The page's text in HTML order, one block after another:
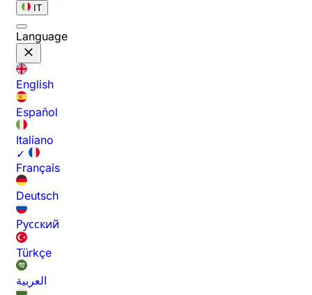
IT
Language
English
Español
Italiano
✓
Français
Deutsch
Русский
Türkçe
العربية